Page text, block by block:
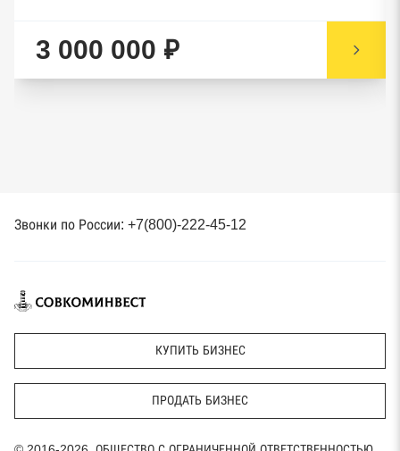
3 000 000 ₽
Звонки по России: +7(800)-222-45-12
КУПИТЬ БИЗНЕС
ПРОДАТЬ БИЗНЕС